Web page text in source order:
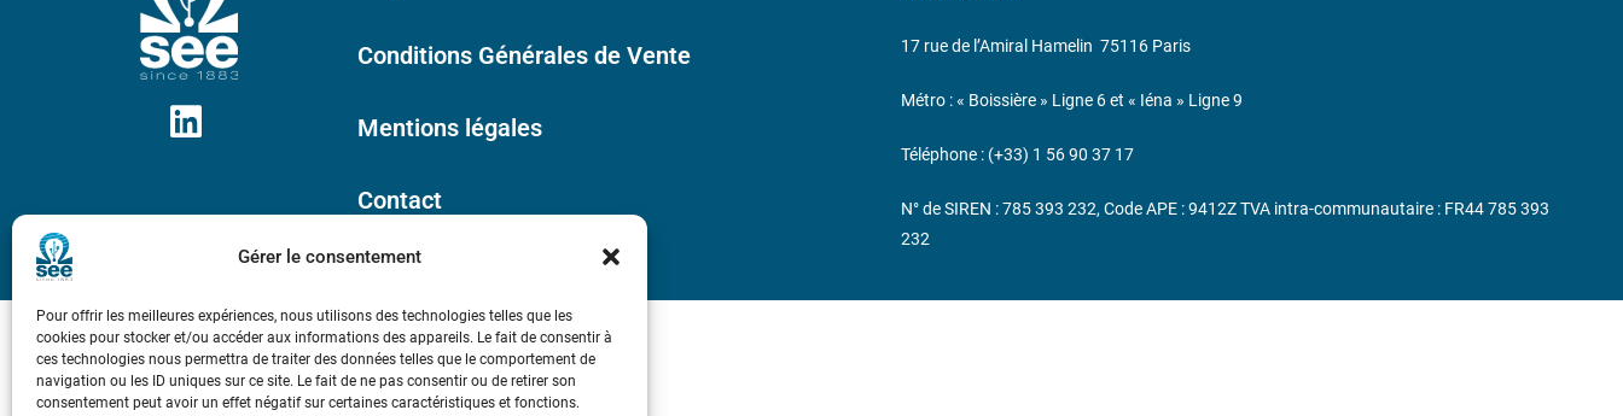
Gérer le consentement
Pour offrir les meilleures expériences, nous utilisons des technologies telles que les
cookies pour stocker et/ou accéder aux informations des appareils. Le fait de consentir à
ces technologies nous permettra de traiter des données telles que le comportement de
navigation ou les ID uniques sur ce site. Le fait de ne pas consentir ou de retirer son
consentement peut avoir un effet négatif sur certaines caractéristiques et fonctions.
Conditions Générales de Vente
Mentions légales
Contact
17 rue de l’Amiral Hamelin 75116 Paris
Métro : « Boissière » Ligne 6 et « Iéna » Ligne 9
Téléphone : (+33) 1 56 90 37 17
N° de SIREN : 785 393 232, Code APE : 9412Z TVA intra-communautaire : FR44 785 393
232